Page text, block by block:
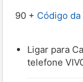
90 + Código
Ligar para
telefone